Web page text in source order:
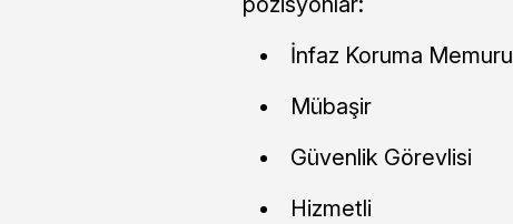
İnfaz Koruma Memuru
Mübaşir
Güvenlik Görevlisi
Hizmetli